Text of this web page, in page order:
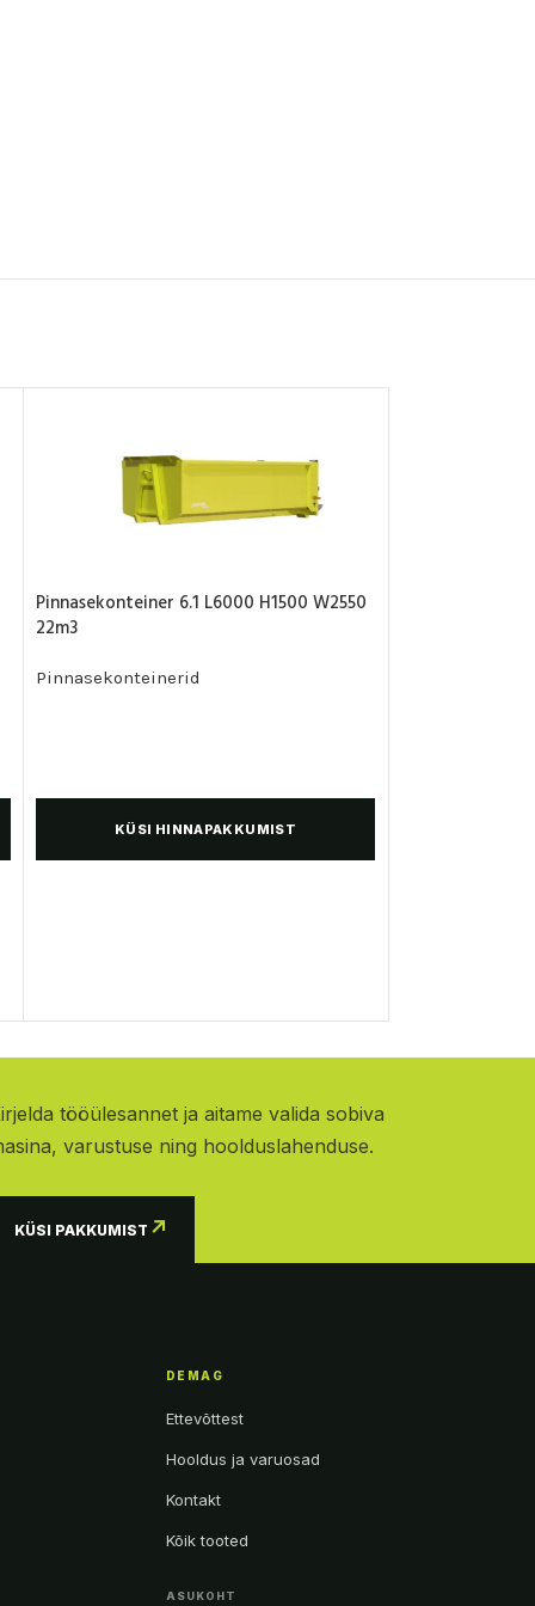
Pinnasekonteiner 6.1 L6000 H1500 W2550
22m3
Pinnasekonteinerid
KÜSI HINNAPAKKUMIST
tööülesannet ja aitame valida sobiva
varustuse ning hoolduslahenduse.
KÜSI PAKKUMIST ↗
DEMAG
Ettevõttest
Hooldus ja varuosad
Kontakt
Kõik tooted
ASUKOHT